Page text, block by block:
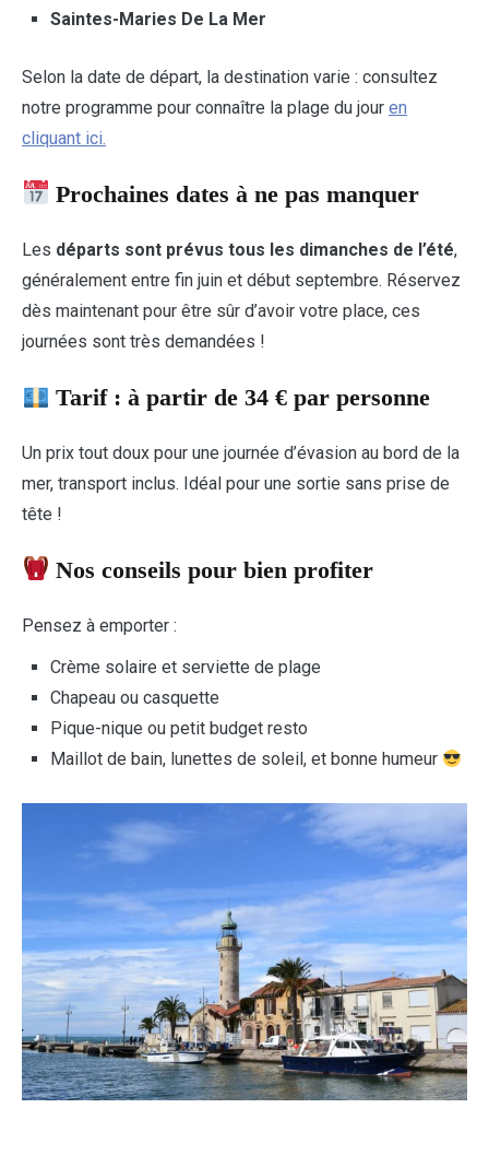
Saintes-Maries De La Mer
Selon la date de départ, la destination varie : consultez
notre programme pour connaître la plage du jour en
cliquant ici.
Prochaines dates à ne pas manquer
Les départs sont prévus tous les dimanches de l’été,
généralement entre fin juin et début septembre. Réservez
dès maintenant pour être sûr d’avoir votre place, ces
journées sont très demandées !
Tarif : à partir de 34 € par personne
Un prix tout doux pour une journée d’évasion au bord de la
mer, transport inclus. Idéal pour une sortie sans prise de
tête !
Nos conseils pour bien profiter
Pensez à emporter :
Crème solaire et serviette de plage
Chapeau ou casquette
Pique-nique ou petit budget resto
Maillot de bain, lunettes de soleil, et bonne humeur